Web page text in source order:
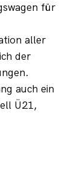
für
aller
der
auch ein
Ü21,